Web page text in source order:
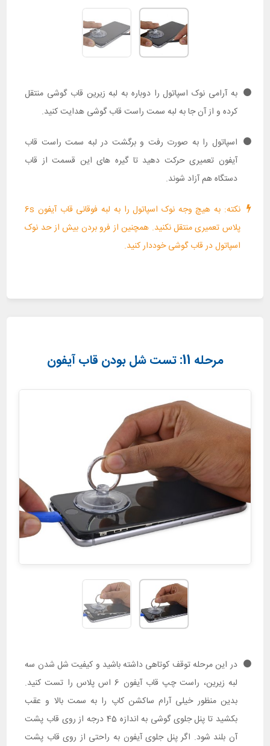
به آرامی نوک اسپاتول را دوباره به لبه زیرین قاب گوشی منتقل
کرده و از آن جا به لبه سمت راست قاب گوشی هدایت کنید.
اسپاتول را به صورت رفت و برگشت در لبه سمت راست قاب
آیفون تعمیری حرکت دهید تا گیره های این قسمت از قاب
دستگاه هم آزاد شوند.
نکته: به هیچ وجه نوک اسپاتول را به لبه فوقانی قاب آیفون 6s
پلاس تعمیری منتقل نکنید. همچنین از فرو بردن بیش از حد نوک
اسپاتول در قاب گوشی خوددار کنید.
مرحله 11: تست شل بودن قاب آیفون
در این مرحله توقف کوتاهی داشته باشید و کیفیت شل شدن سه
لبه زیرین، راست چپ قاب آیفون 6 اس پلاس را تست کنید.
بدین منظور خیلی آرام ساکشن کاپ را به سمت بالا و عقب
بکشید تا پنل جلوی گوشی به اندازه 45 درجه از روی قاب پشت
آن بلند شود. اگر پنل جلوی آیفون به راحتی از روی قاب پشت